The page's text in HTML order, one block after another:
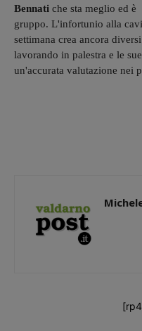
Bennati che sta meglio ed è
gruppo. L'infortunio alla
settimana crea ancora
lavorando in palestra e le
un'accurata valutazione nei